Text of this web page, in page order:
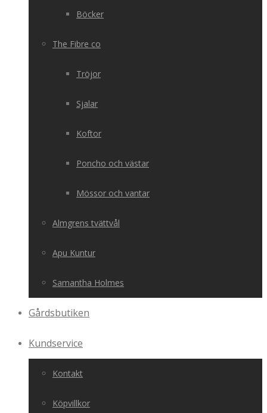
Böcker
The Fibre co
Tröjor
Sjalar
Koftor
Poncho och västar
Mössor och vantar
Almgrens tvättvål
Apu Kuntur
Samantha Holmes
Gårdsbutiken
Kundservice
Kontakt
Köpvillkor